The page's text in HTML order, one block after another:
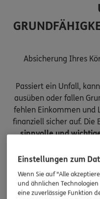
Absicherung Ihres
Passiert ein Unfall,
ausüben oder fallen
fehlen Einkommen und
finanziell sicher auf. Die
sinnvolle und
Einstellungen zum
Wenn Sie auf "Alle
und ähnlichen
eine zuverlässige Funktion